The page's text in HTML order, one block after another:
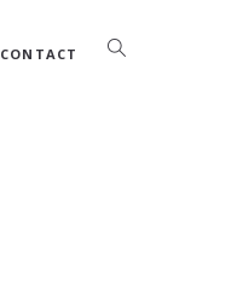
CONTACT